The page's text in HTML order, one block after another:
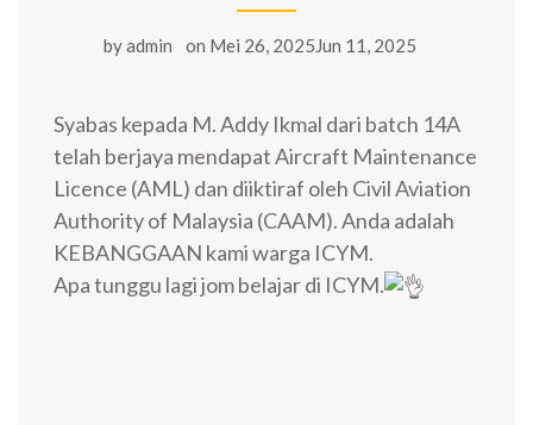
byadmin on Mei 26, 2025Jun 11, 2025
Syabas kepada M. Addy Ikmal dari batch 14A
telah berjaya mendapat Aircraft Maintenance
Licence (AML) dan diiktiraf oleh Civil Aviation
Authority of Malaysia (CAAM). Anda adalah
KEBANGGAAN kami warga ICYM.
Apa tunggu lagi jom belajar di ICYM.